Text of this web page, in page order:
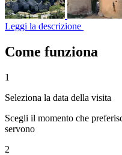
Leggi la descrizione
Come funziona
1
Seleziona la data della visita
Scegli il momento che
servono
2